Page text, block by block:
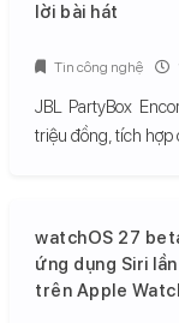
lời bài hát
JBL PartyBox
triệu đồng, tích hợp
Tin công nghệ
watchOS 27
ứng dụng Siri
trên Apple